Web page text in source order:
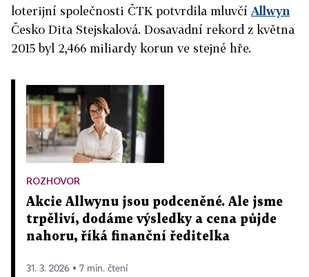
loterijní společnosti ČTK potvrdila mluvčí Allwyn
Česko Dita Stejskalová. Dosavadní rekord z května
2015 byl 2,466 miliardy korun ve stejné hře.
ROZHOVOR
Akcie Allwynu jsou podceněné. Ale jsme
trpěliví, dodáme výsledky a cena půjde
nahoru, říká finanční ředitelka
31. 3. 2026 ▪ 7 min. čtení